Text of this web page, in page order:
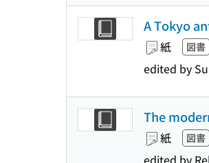
A Tokyo
紙 図書
edited by
The
紙 図書
edited by